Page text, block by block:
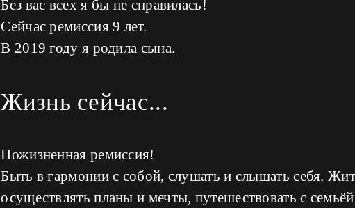
Без вас всех я бы не справилась!
Сейчас ремиссия 9 лет.
В 2019 году я родила сына.
Жизнь сейчас...
Пожизненная ремиссия!
Быть в гармонии с собой, слушать и слышать себя.
осуществлять планы и мечты, путешествовать с